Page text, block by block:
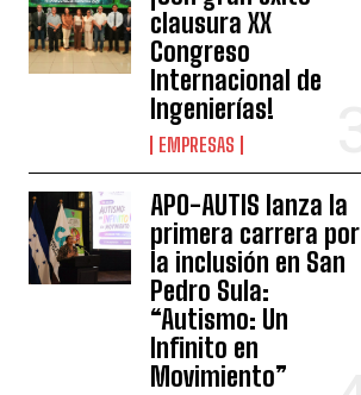
clausura XX
Congreso
Internacional de
Ingenierías!
EMPRESAS
APO-AUTIS lanza la
primera carrera por
la inclusión en San
Pedro Sula:
“Autismo: Un
Infinito en
Movimiento”